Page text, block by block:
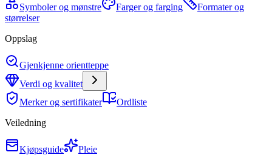
Symboler og mønstre Farger og farging
Formater og
størrelser
Oppslag
Gjenkjenne orientteppe
Verdi og kvalitet
Merker og sertifikater
Ordliste
Veiledning
Kjøpsguide
Pleie